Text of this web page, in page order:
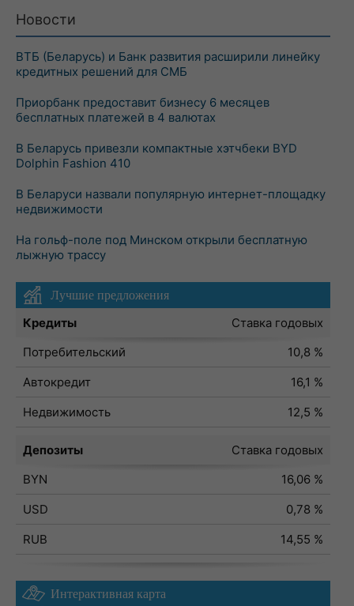
Новости
ВТБ (Беларусь) и Банк развития расширили линейку
кредитных решений для СМБ
Приорбанк предоставит бизнесу 6 месяцев
бесплатных платежей в 4 валютах
В Беларусь привезли компактные хэтчбеки BYD
Dolphin Fashion 410
В Беларуси назвали популярную интернет-площадку
недвижимости
На гольф-поле под Минском открыли бесплатную
лыжную трассу
Лучшие предложения
Кредиты
Ставка годовых
Потребительский
10,8 %
Автокредит
16,1 %
Недвижимость
12,5 %
Депозиты
Ставка годовых
BYN
16,06 %
USD
0,78 %
RUB
14,55 %
Интерактивная карта